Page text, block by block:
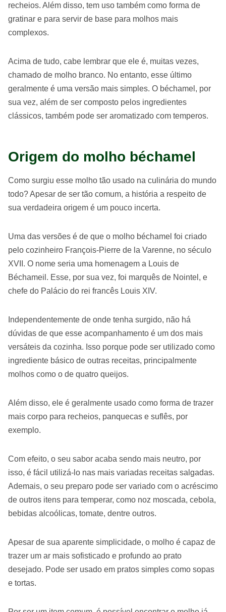
recheios. Além disso, tem uso também como forma de
gratinar e para servir de base para molhos mais
complexos.
Acima de tudo, cabe lembrar que ele é, muitas vezes,
chamado de molho branco. No entanto, esse último
geralmente é uma versão mais simples. O béchamel, por
sua vez, além de ser composto pelos ingredientes
clássicos, também pode ser aromatizado com temperos.
Origem do molho béchamel
Como surgiu esse molho tão usado na culinária do mundo
todo? Apesar de ser tão comum, a história a respeito de
sua verdadeira origem é um pouco incerta.
Uma das versões é de que o molho béchamel foi criado
pelo cozinheiro François-Pierre de la Varenne, no século
XVII. O nome seria uma homenagem a Louis de
Béchameil. Esse, por sua vez, foi marquês de Nointel, e
chefe do Palácio do rei francês Louis XIV.
Independentemente de onde tenha surgido, não há
dúvidas de que esse acompanhamento é um dos mais
versáteis da cozinha. Isso porque pode ser utilizado como
ingrediente básico de outras receitas, principalmente
molhos como o de quatro queijos.
Além disso, ele é geralmente usado como forma de trazer
mais corpo para recheios, panquecas e suflês, por
exemplo.
Com efeito, o seu sabor acaba sendo mais neutro, por
isso, é fácil utilizá-lo nas mais variadas receitas salgadas.
Ademais, o seu preparo pode ser variado com o acréscimo
de outros itens para temperar, como noz moscada, cebola,
bebidas alcoólicas, tomate, dentre outros.
Apesar de sua aparente simplicidade, o molho é capaz de
trazer um ar mais sofisticado e profundo ao prato
desejado. Pode ser usado em pratos simples como sopas
e tortas.